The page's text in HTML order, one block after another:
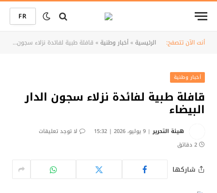
FR
أنت الآن تتصفح: الرئيسية»أخبار وطنية» قافلة طبية لفائدة نزلاء سجون الدار البيضاء
أخبار وطنية
قافلة طبية لفائدة نزلاء سجون الدار
البيضاء
هيئة التحرير 9 يوليو، 2026 | 15:32
لا توجد تعليقات
2 دقائق
شاركها